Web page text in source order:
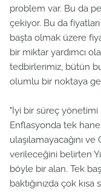
problem var. Bu da
çekiyor. Bu da
başta olmak üzere
bir miktar yardımcı
tedbirlerimiz, bütün
olumlu bir noktaya
"İyi bir süreç yönetimi
Enflasyonda tek
ulaşılamayacağını
verileceğini belirten
böyle bir alan. Tek
baktığınızda çok